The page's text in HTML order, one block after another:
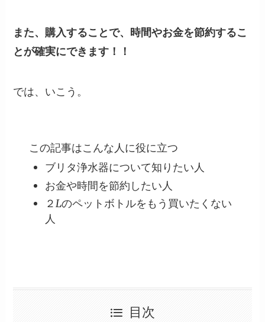
また、購入することで、時間やお金を節約するこ
とが確実にできます！！
では、いこう。
この記事はこんな人に役に立つ
ブリタ浄水器について知りたい人
お金や時間を節約したい人
２Lのペットボトルをもう買いたくない
人
目次